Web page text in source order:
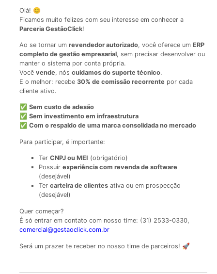
Olá! 😊
Ficamos muito felizes com seu interesse em conhecer a
Parceria GestãoClick!
Ao se tornar um revendedor autorizado, você oferece um ERP
completo de gestão empresarial, sem precisar desenvolver ou
manter o sistema por conta própria.
Você vende, nós cuidamos do suporte técnico.
E o melhor: recebe 30% de comissão recorrente por cada
cliente ativo.
✅ Sem custo de adesão
✅ Sem investimento em infraestrutura
✅ Com o respaldo de uma marca consolidada no mercado
Para participar, é importante:
Ter CNPJ ou MEI (obrigatório)
Possuir experiência com revenda de software
(desejável)
Ter carteira de clientes ativa ou em prospecção
(desejável)
Quer começar?
É só entrar em contato com nosso time: (31) 2533-0330,
comercial@gestaoclick.com.br
Será um prazer te receber no nosso time de parceiros! 🚀